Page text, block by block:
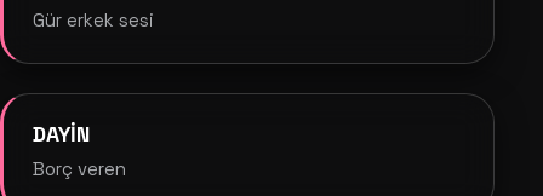
Gür erkek sesi
DAYİN
Borç veren